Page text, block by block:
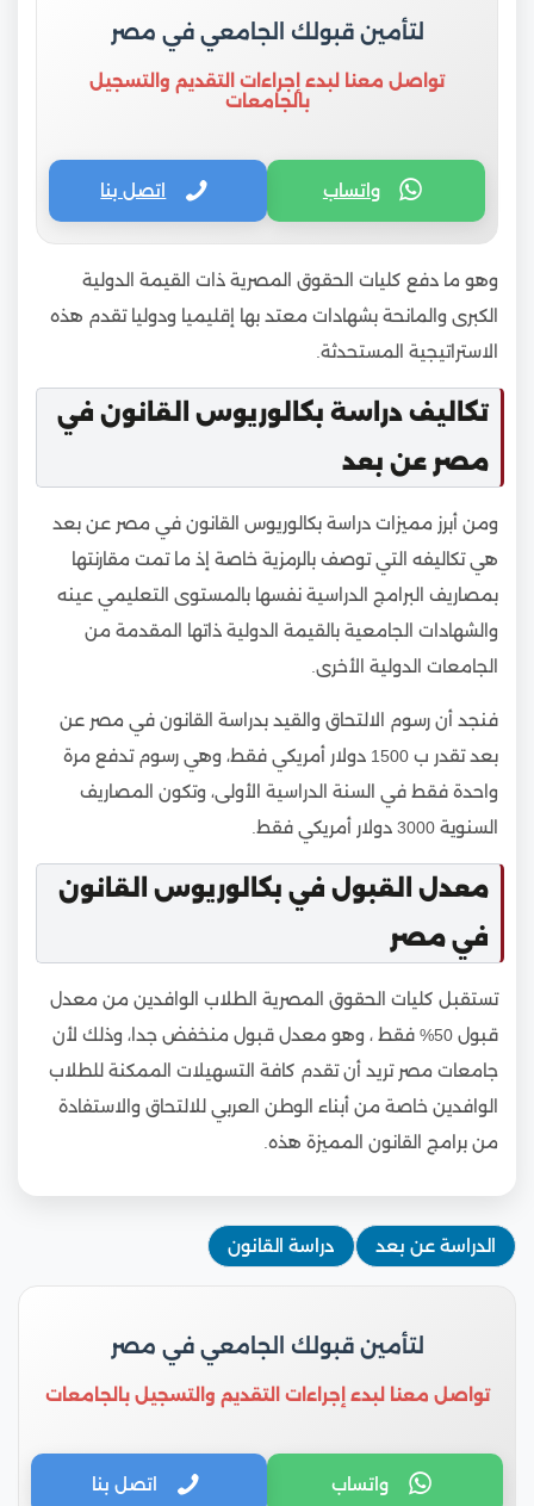
لتأمين قبولك الجامعي في مصر
تواصل معنا لبدء إجراءات التقديم والتسجيل
بالجامعات
واتساب اتصل بنا
وهو ما دفع كليات الحقوق المصرية ذات القيمة الدولية
الكبرى والمانحة بشهادات معتد بها إقليميا ودوليا تقدم هذه
الاستراتيجية المستحدثة.
تكاليف دراسة بكالوريوس القانون في
مصر عن بعد
ومن أبرز مميزات دراسة بكالوريوس القانون في مصر عن بعد
هي تكاليفه التي توصف بالرمزية خاصة إذ ما تمت مقارنتها
بمصاريف البرامج الدراسية نفسها بالمستوى التعليمي عينه
والشهادات الجامعية بالقيمة الدولية ذاتها المقدمة من
الجامعات الدولية الأخرى.
فنجد أن رسوم الالتحاق والقيد بدراسة القانون في مصر عن
بعد تقدر ب 1500 دولار أمريكي فقط، وهي رسوم تدفع مرة
واحدة فقط في السنة الدراسية الأولى، وتكون المصاريف
السنوية 3000 دولار أمريكي فقط.
معدل القبول في بكالوريوس القانون
في مصر
تستقبل كليات الحقوق المصرية الطلاب الوافدين من معدل
قبول 50% فقط ، وهو معدل قبول منخفض جدا، وذلك لأن
جامعات مصر تريد أن تقدم كافة التسهيلات الممكنة للطلاب
الوافدين خاصة من أبناء الوطن العربي للالتحاق والاستفادة
من برامج القانون المميزة هذه.
الدراسة عن بعد دراسة القانون
لتأمين قبولك الجامعي في مصر
تواصل معنا لبدء إجراءات التقديم والتسجيل بالجامعات
واتساب اتصل بنا